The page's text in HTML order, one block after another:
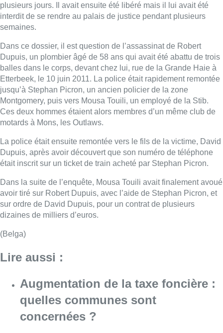
plusieurs jours. Il avait ensuite été libéré mais il lui avait été
interdit de se rendre au palais de justice pendant plusieurs
semaines.
Dans ce dossier, il est question de l’assassinat de Robert
Dupuis, un plombier âgé de 58 ans qui avait été abattu de trois
balles dans le corps, devant chez lui, rue de la Grande Haie à
Etterbeek, le 10 juin 2011. La police était rapidement remontée
jusqu’à Stephan Picron, un ancien policier de la zone
Montgomery, puis vers Mousa Touili, un employé de la Stib.
Ces deux hommes étaient alors membres d’un même club de
motards à Mons, les Outlaws.
La police était ensuite remontée vers le fils de la victime, David
Dupuis, après avoir découvert que son numéro de téléphone
était inscrit sur un ticket de train acheté par Stephan Picron.
Dans la suite de l’enquête, Mousa Touili avait finalement avoué
avoir tiré sur Robert Dupuis, avec l’aide de Stephan Picron, et
sur ordre de David Dupuis, pour un contrat de plusieurs
dizaines de milliers d’euros.
(Belga)
Lire aussi :
Augmentation de la taxe foncière :
quelles communes sont
concernées ?